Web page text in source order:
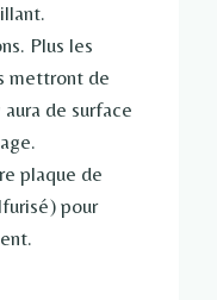
Plus les
mettront de
de surface
plaque de
pour